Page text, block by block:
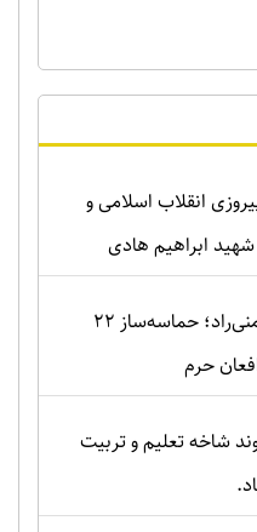
پیروزی انقلاب اسلامی و
ابراهیم هادی
شهید مهدی ثامنی‌راد؛ حماسه‌ساز ۲۲
حرم
شاخه تعلیم و تربیت